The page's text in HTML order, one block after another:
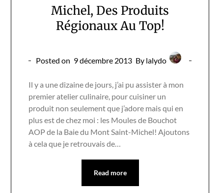
Michel, Des Produits
Régionaux Au Top!
Posted on 9 décembre 2013 By lalydo
Il y a une dizaine de jours, j’ai pu assister à mon
premier atelier culinaire, pour cuisiner un
produit non seulement que j’adore mais qui en
plus est de chez moi : les Moules de Bouchot
AOP de la Baie du Mont Saint-Michel! Ajoutons
à cela que je retrouvais de…
Read more